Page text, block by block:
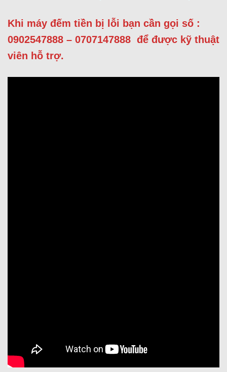
Khi máy đếm tiền bị lỗi bạn cần gọi số :
0902547888 – 0707147888 để được kỹ thuật
viên hỗ trợ.